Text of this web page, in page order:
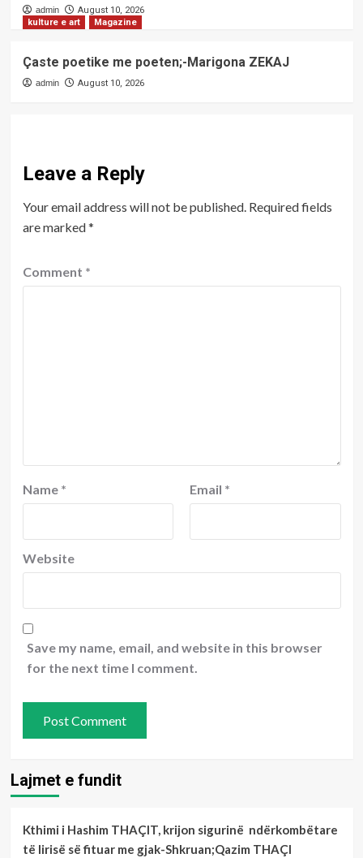
admin
August 10, 2026
kulture e art
Magazine
Çaste poetike me poeten;-Marigona ZEKAJ
admin August 10, 2026
Leave a Reply
Your email address will not be published. Required fields
are marked*
Comment *
Name * Email *
Website
Save my name, email, and website in this browser
for the next time I comment.
Lajmet e fundit
Kthimi i Hashim THAÇIT, krijon sigurinë ndërkombëtare
të lirisë së fituar me gjak-Shkruan;Qazim THAÇI